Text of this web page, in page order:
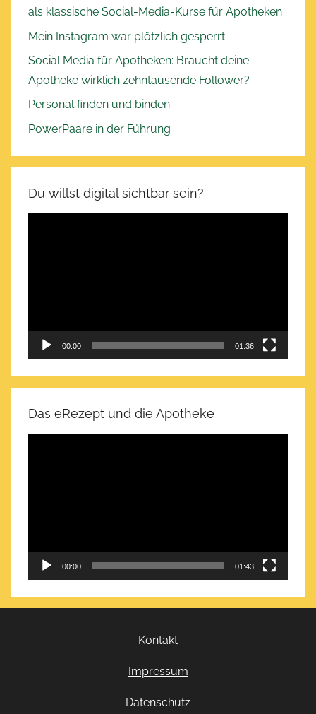
als klassische Social-Media-Kurse für Apotheken
Mein Instagram war plötzlich gesperrt
Social Media für Apotheken: Braucht deine
Apotheke wirklich zehntausende Follower?
Personal finden und binden
PowerPaare in der Führung
Du willst digital sichtbar sein?
00:00 01:36
Das eRezept und die Apotheke
00:00 01:43
Kontakt
Impressum
Datenschutz